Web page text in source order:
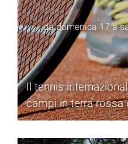
da domenica 17 a
Il tennis
campi in terra rossa
2000